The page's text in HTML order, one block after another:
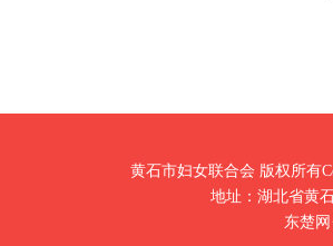
黄石市妇女联合会 版权所有
地址：湖北省黄
东楚